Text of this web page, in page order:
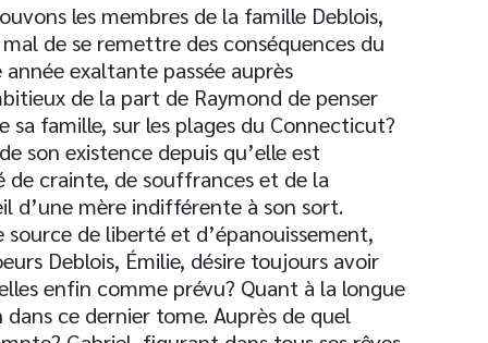
les membres de la famille Deblois,
de se remettre des conséquences du
exaltante passée auprès
de la part de Raymond de penser
famille, sur les plages du Connecticut?
son existence depuis qu’elle est
de crainte, de souffrances et de la
d’une mère indifférente à son sort.
source de liberté et d’épanouissement,
Deblois, Émilie, désire toujours avoir
enfin comme prévu? Quant à la longue
ce dernier tome. Auprès de quel